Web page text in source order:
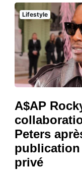
Lifestyle
A$AP
Peters
publication
privé